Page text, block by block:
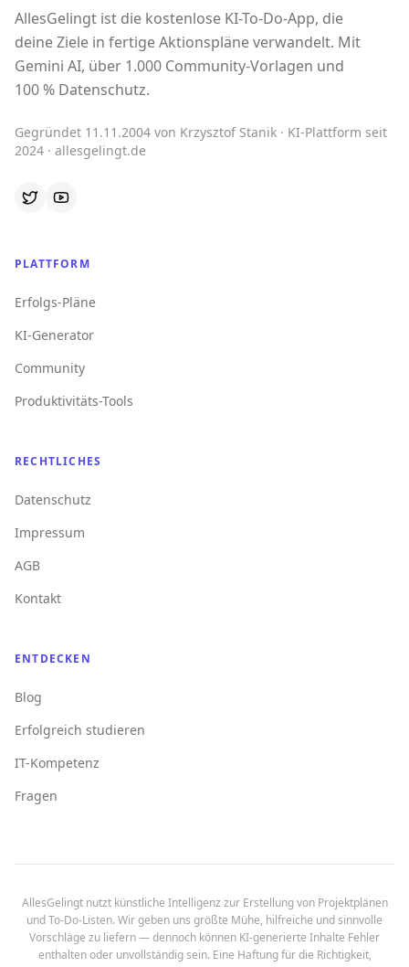
AllesGelingt ist die kostenlose KI-To-Do-App, die
deine Ziele in fertige Aktionspläne verwandelt. Mit
Gemini AI, über 1.000 Community-Vorlagen und
100 % Datenschutz.
Gegründet 11.11.2004 von Krzysztof Stanik · KI-Plattform seit
2024 · allesgelingt.de
PLATTFORM
Erfolgs-Pläne
KI-Generator
Community
Produktivitäts-Tools
RECHTLICHES
Datenschutz
Impressum
AGB
Kontakt
ENTDECKEN
Blog
Erfolgreich studieren
IT-Kompetenz
Fragen
AllesGelingt nutzt künstliche Intelligenz zur Erstellung von Projektplänen
und To-Do-Listen. Wir geben uns größte Mühe, hilfreiche und sinnvolle
Vorschläge zu liefern — dennoch können KI-generierte Inhalte Fehler
enthalten oder unvollständig sein. Eine Haftung für die Richtigkeit,